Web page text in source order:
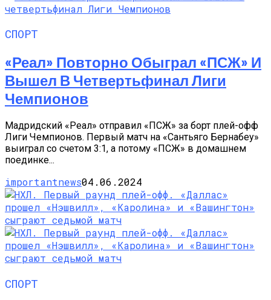
СПОРТ
«Реал» Повторно Обыграл «ПСЖ» И
Вышел В Четвертьфинал Лиги
Чемпионов
Мадридский «Реал» отправил «ПСЖ» за борт плей-офф
Лиги Чемпионов. Первый матч на «Сантьяго Бернабеу»
выиграл со счетом 3:1, а потому «ПСЖ» в домашнем
поединке...
importantnews04.06.2024
СПОРТ